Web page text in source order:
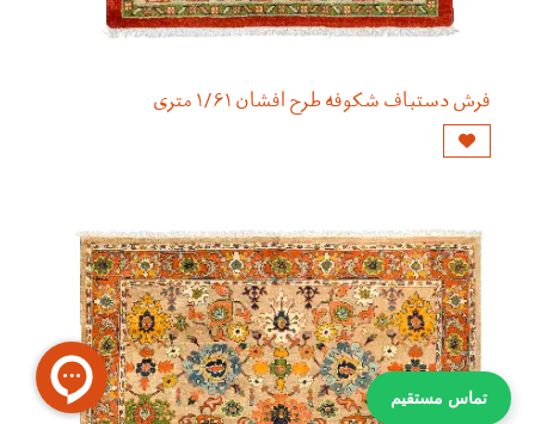
فرش دستباف شکوفه طرح افشان ۱/۶۱ متری
تماس مستقیم